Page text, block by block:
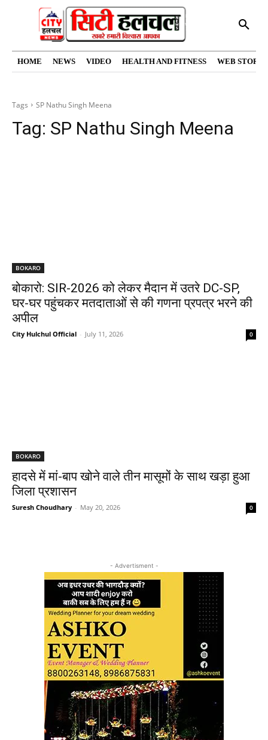
HOME NEWS VIDEO HEALTH AND FITNESS WEB
Tags SP Nathu Singh Meena
Tag: SP Nathu Singh Meena
BOKARO
बोकारो: SIR-2026 को लेकर मैदान में उतरे DC-SP,
घर-घर पहुंचकर मतदाताओं से की गणना प्रपत्र भरने की
अपील
City Hulchul Official - July 11, 2026 0
BOKARO
हादसे में मां-बाप खोने वाले तीन मासूमों के साथ खड़ा हुआ
जिला प्रशासन
Suresh Choudhary - May 20, 2026 0
- Advertisment -